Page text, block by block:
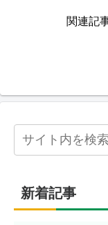
関連記
新着記事